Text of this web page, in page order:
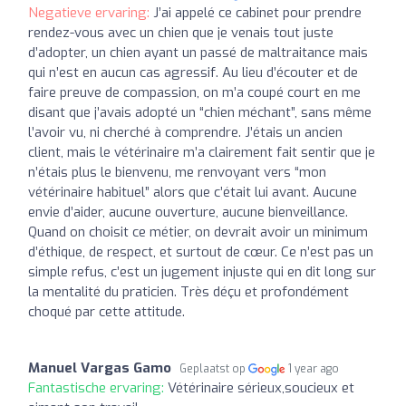
Negatieve ervaring: J’ai appelé ce cabinet pour prendre
rendez-vous avec un chien que je venais tout juste
d’adopter, un chien ayant un passé de maltraitance mais
qui n’est en aucun cas agressif. Au lieu d’écouter et de
faire preuve de compassion, on m’a coupé court en me
disant que j’avais adopté un “chien méchant”, sans même
l’avoir vu, ni cherché à comprendre. J’étais un ancien
client, mais le vétérinaire m’a clairement fait sentir que je
n’étais plus le bienvenu, me renvoyant vers “mon
vétérinaire habituel” alors que c’était lui avant. Aucune
envie d’aider, aucune ouverture, aucune bienveillance.
Quand on choisit ce métier, on devrait avoir un minimum
d’éthique, de respect, et surtout de cœur. Ce n’est pas un
simple refus, c’est un jugement injuste qui en dit long sur
la mentalité du praticien. Très déçu et profondément
choqué par cette attitude.
Manuel Vargas Gamo Geplaatst op 1 year ago
Fantastische ervaring: Vétérinaire sérieux,soucieux et